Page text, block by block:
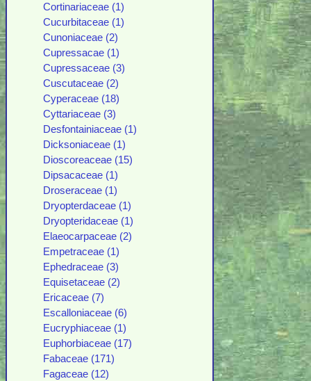
Cortinariaceae (1)
Cucurbitaceae (1)
Cunoniaceae (2)
Cupressacae (1)
Cupressaceae (3)
Cuscutaceae (2)
Cyperaceae (18)
Cyttariaceae (3)
Desfontainiaceae (1)
Dicksoniaceae (1)
Dioscoreaceae (15)
Dipsacaceae (1)
Droseraceae (1)
Dryopterdaceae (1)
Dryopteridaceae (1)
Elaeocarpaceae (2)
Empetraceae (1)
Ephedraceae (3)
Equisetaceae (2)
Ericaceae (7)
Escalloniaceae (6)
Eucryphiaceae (1)
Euphorbiaceae (17)
Fabaceae (171)
Fagaceae (12)